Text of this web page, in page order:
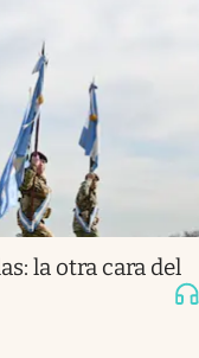
la otra cara del